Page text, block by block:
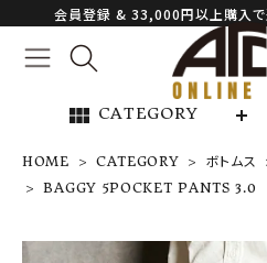
会員登録 & 33,000円以上購入で
view_module CATEGORY
HOME CATEGORY ボトムス
BAGGY 5POCKET PANTS 3.0